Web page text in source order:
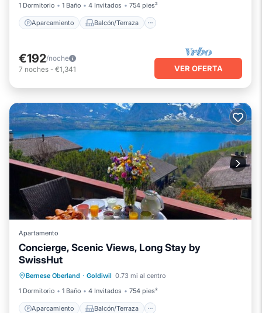
1 Dormitorio 1 Baño 4 Invitados 754 pies²
Aparcamiento Balcón/Terraza
€192/noche
7 noches - €1,341 VER OFERTA
Apartamento
Concierge, Scenic Views, Long Stay by
SwissHut
Bernese Oberland · Goldiwil 0.73 mi al centro
1 Dormitorio
1 Baño 4 Invitados 754 pies²
Aparcamiento Balcón/Terraza
Cocina
Internet